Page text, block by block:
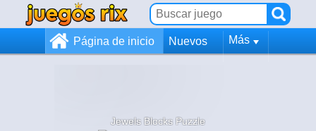
Página de inicio Nuevos Más
Jewels Blocks Puzzle